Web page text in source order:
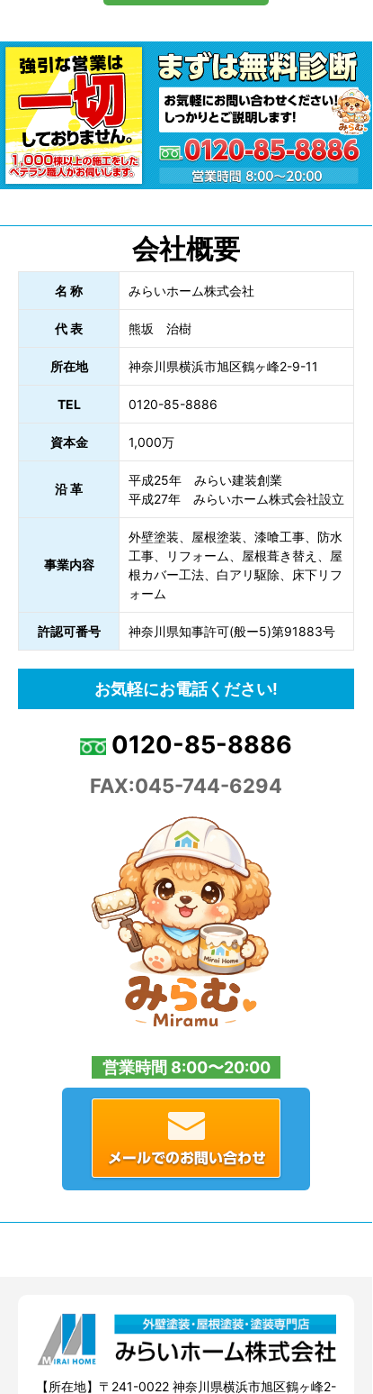
会社概要
名 称 みらいホーム株式会社
代 表 熊坂 治樹
所在地 神奈川県横浜市旭区鶴ヶ峰2-9-11
TEL 0120-85-8886
資本金 1,000万
沿 革
平成25年 みらい建装創業
平成27年 みらいホーム株式会社設立
事業内容
外壁塗装、屋根塗装、漆喰工事、防水
工事、リフォーム、屋根葺き替え、屋
根カバー工法、白アリ駆除、床下リフ
ォーム
許認可番号 神奈川県知事許可(般ー5)第91883号
お気軽にお電話ください!
0120-85-8886
FAX:045-744-6294
営業時間 8:00〜20:00
【所在地】〒241-0022 神奈川県横浜市旭区鶴ヶ峰2-